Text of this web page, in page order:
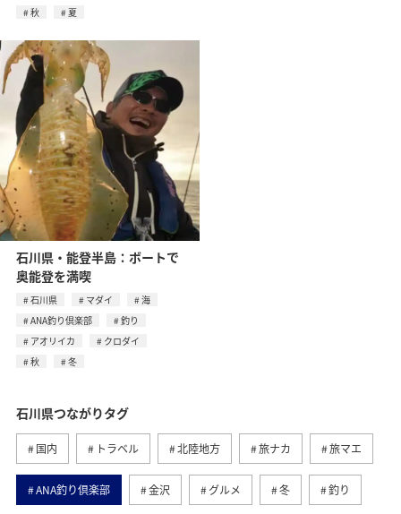
秋
夏
石川県・能登半島：ボートで
奥能登を満喫
石川県 マダイ
海
ANA釣り倶楽部
釣り
アオリイカ
クロダイ
秋
冬
石川県つながりタグ
国内 トラベル 北陸地方 旅ナカ 旅マエ
ANA釣り倶楽部 金沢 グルメ 冬 釣り